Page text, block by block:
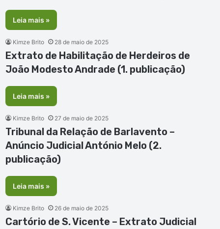
Leia mais »
Kimze Brito 28 de maio de 2025
Extrato de Habilitação de Herdeiros de
João Modesto Andrade (1. publicação)
Leia mais »
Kimze Brito 27 de maio de 2025
Tribunal da Relação de Barlavento –
Anúncio Judicial António Melo (2.
publicação)
Leia mais »
Kimze Brito 26 de maio de 2025
Cartório de S. Vicente – Extrato Judicial